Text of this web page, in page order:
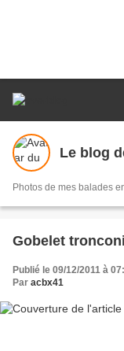
Le blog
Photos de mes balades
Gobelet
Publié le 09/12/2011 à
Par acbx41